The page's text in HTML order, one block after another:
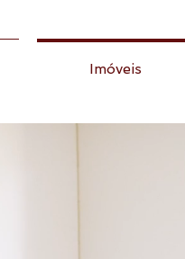
Imóveis